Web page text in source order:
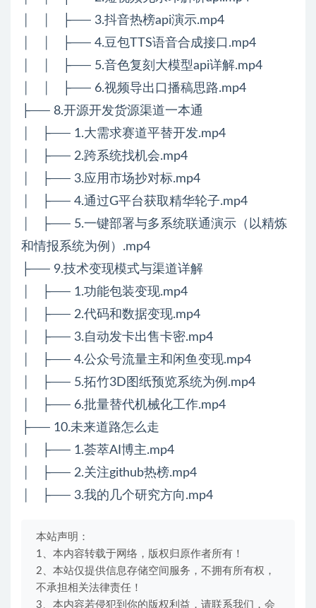
│ │ ├── 3.抖音热榜api演示.mp4
│ │ ├── 4.豆包TTS语音合成接口.mp4
│ │ ├── 5.音色复刻大模型api详解.mp4
│ │ ├── 6.视频导出口播稿思路.mp4
├── 8.开源开发货源渠道一本通
│ ├── 1.大需求赛道平替开发.mp4
│ ├── 2.跨系统找机会.mp4
│ ├── 3.应用市场抄对标.mp4
│ ├── 4.通过G平台获取精华轮子.mp4
│ ├── 5.一键部署与多系统联通演示（以精炼
和情报系统为例）.mp4
├── 9.技术变现模式与渠道详解
│ ├── 1.功能包装变现.mp4
│ ├── 2.代码和数据变现.mp4
│ ├── 3.自动发卡出售卡密.mp4
│ ├── 4.公众号流量主和闲鱼变现.mp4
│ ├── 5.拓竹3D图纸预览系统为例.mp4
│ ├── 6.批量替代机械化工作.mp4
├── 10.未来道路怎么走
│ ├── 1.荟萃AI博主.mp4
│ ├── 2.关注github热榜.mp4
│ ├── 3.我的几个研究方向.mp4
本站声明：
1、本内容转载于网络，版权归原作者所有！
2、本站仅提供信息存储空间服务，不拥有所有权，
不承担相关法律责任！
3、本内容若侵犯到你的版权利益，请联系我们，会